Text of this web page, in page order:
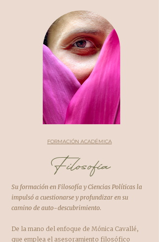
FORMACIÓN ACADÉMICA
Filosofía
Su formación en Filosofía y Ciencias Políticas la
impulsó a cuestionarse y profundizar en su
camino de auto-descubrimiento.
De la mano del enfoque de Mónica Cavallé,
que emplea el asesoramiento filosófico